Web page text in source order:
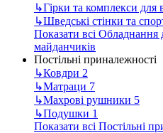
↳Гірки та комплекси для
↳Шведські стінки та
Показати всі
майданчиків
Постільні приналежності
↳Ковдри 2
↳Матраци 7
↳Махрові рушники 5
↳Подушки 1
Показати всі Постільні